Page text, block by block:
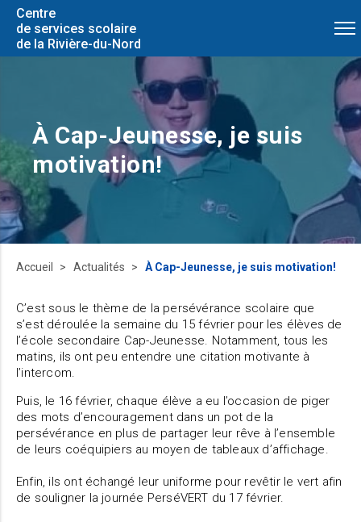
Centre
de services scolaire
de la Rivière-du-Nord
À Cap-Jeunesse, je suis
motivation!
Accueil Actualités À Cap-Jeunesse, je suis motivation!
C’est sous le thème de la persévérance scolaire que
s’est déroulée la semaine du 15 février pour les élèves de
l’école secondaire Cap-Jeunesse. Notamment, tous les
matins, ils ont peu entendre une citation motivante à
l’intercom.
Puis, le 16 février, chaque élève a eu l’occasion de piger
des mots d’encouragement dans un pot de la
persévérance en plus de partager leur rêve à l’ensemble
de leurs coéquipiers au moyen de tableaux d’affichage.
Enfin, ils ont échangé leur uniforme pour revêtir le vert afin
de souligner la journée PerséVERT du 17 février.